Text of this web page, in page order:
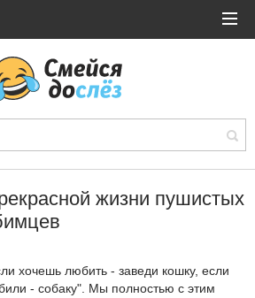
жизни пушистых
хочешь любить - заведи кошку, если
- собаку". Мы полностью с этим